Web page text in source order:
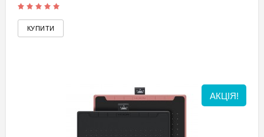
АКЦІЯ!